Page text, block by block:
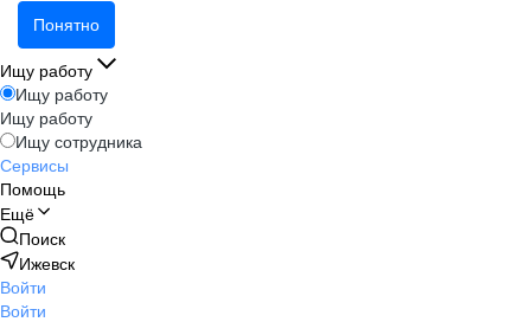
Понятно
Ищу работу
Ищу работу
Ищу работу
Ищу сотрудника
Сервисы
Помощь
Ещё
Поиск
Ижевск
Войти
Войти